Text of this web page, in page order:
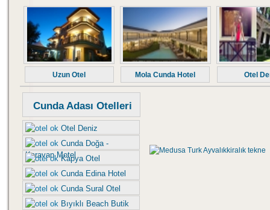
Uzun Otel Mola Cunda Hotel Otel
Cunda Adası Otelleri
Otel Deniz
Cunda Doğa -
Karavan MotelKapya Otel
Cunda Edina Hotel
Cunda Sural Otel
Bıyıklı Beach Butik